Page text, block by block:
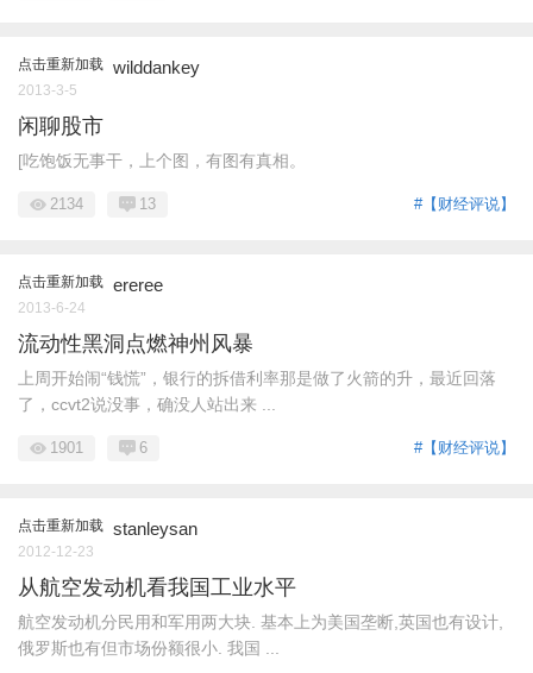
点击重新加载 wilddankey
2013-3-5
闲聊股市
[吃饱饭无事干，上个图，有图有真相。
#【财经评说】
2134 13
点击重新加载 ereree
2013-6-24
流动性黑洞点燃神州风暴
上周开始闹“钱慌”，银行的拆借利率那是做了火箭的升，最近回落
了，ccvt2说没事，确没人站出来 ...
#【财经评说】
1901 6
点击重新加载 stanleysan
2012-12-23
从航空发动机看我国工业水平
航空发动机分民用和军用两大块. 基本上为美国垄断,英国也有设计,
俄罗斯也有但市场份额很小. 我国 ...